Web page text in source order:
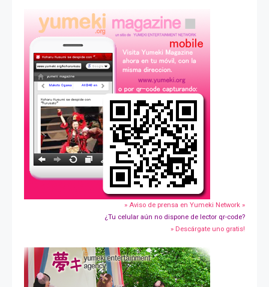
» Aviso de prensa en Yumeki Network »
¿Tu celular aún no dispone de lector qr-code?
» Descárgate uno gratis!